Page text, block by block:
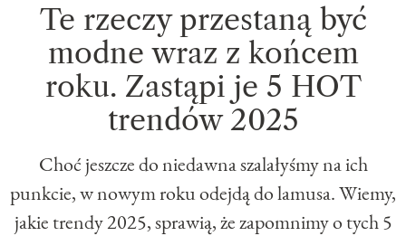
Te rzeczy przestaną być
modne wraz z końcem
roku. Zastąpi je 5 HOT
trendów 2025
Choć jeszcze do niedawna szalałyśmy na ich
punkcie, w nowym roku odejdą do lamusa. Wiemy,
jakie trendy 2025, sprawią, że zapomnimy o tych 5